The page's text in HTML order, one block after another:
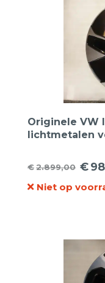
Originele VW
lichtmetalen
€2.899,00
prijs
€
Huidige
prijs
Niet op